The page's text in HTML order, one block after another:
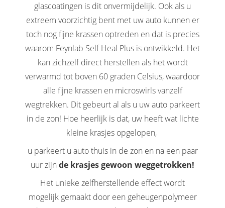
glascoatingen is dit onvermijdelijk. Ook als u
extreem voorzichtig bent met uw auto kunnen er
toch nog fijne krassen optreden en dat is precies
waarom Feynlab Self Heal Plus is ontwikkeld. Het
kan zichzelf direct herstellen als het wordt
verwarmd tot boven 60 graden Celsius, waardoor
alle fijne krassen en microswirls vanzelf
wegtrekken. Dit gebeurt al als u uw auto parkeert
in de zon! Hoe heerlijk is dat, uw heeft wat lichte
kleine krasjes opgelopen,
u parkeert u auto thuis in de zon en na een paar
uur zijn de krasjes gewoon weggetrokken!
Het unieke zelfherstellende effect wordt
mogelijk gemaakt door een geheugenpolymeer